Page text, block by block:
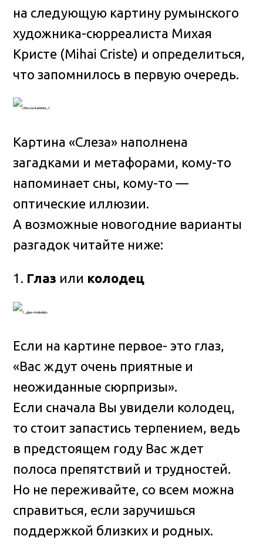
на следующую картину румынского
художника-сюрреалиста Михая
Кристе (Mihai Criste) и определиться,
что запомнилось в первую очередь.
Картина «Слеза» наполнена
загадками и метафорами, кому-то
напоминает сны, кому-то —
оптические иллюзии.
А возможные новогодние варианты
разгадок читайте ниже:
1. Глаз или колодец
Если на картине первое- это глаз,
«Вас ждут очень приятные и
неожиданные сюрпризы».
Если сначала Вы увидели колодец,
то стоит запастись терпением, ведь
в предстоящем году Вас ждет
полоса препятствий и трудностей.
Но не переживайте, со всем можна
справиться, если заручишься
поддержкой близких и родных.